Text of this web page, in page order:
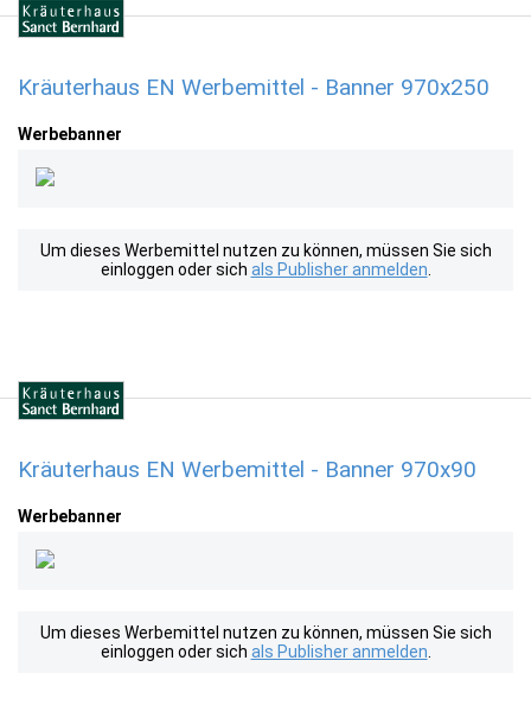
Kräuterhaus EN Werbemittel - Banner 970x250
Werbebanner
Um dieses Werbemittel nutzen zu können, müssen Sie sich
einloggen oder sich als Publisher anmelden
Kräuterhaus EN Werbemittel - Banner 970x90
Werbebanner
Um dieses Werbemittel nutzen zu können, müssen Sie sich
einloggen oder sich als Publisher anmelden